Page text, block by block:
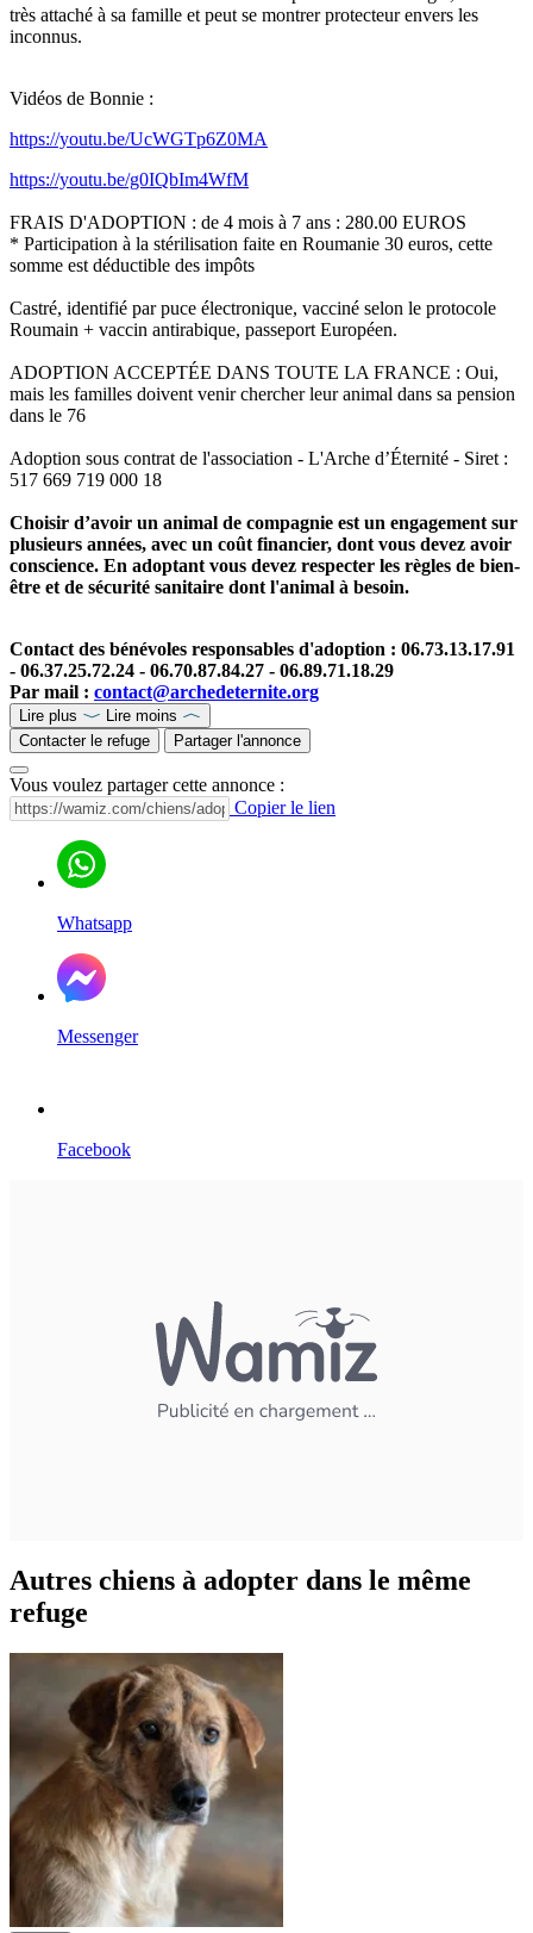
très attaché à sa famille et peut se montrer protecteur envers les
inconnus.
Vidéos de Bonnie :
https://youtu.be/UcWGTp6Z0MA
https://youtu.be/g0IQbIm4WfM
FRAIS D'ADOPTION : de 4 mois à 7 ans : 280.00 EUROS
* Participation à la stérilisation faite en Roumanie 30 euros, cette
somme est déductible des impôts
Castré, identifié par puce électronique, vacciné selon le protocole
Roumain + vaccin antirabique, passeport Européen.
ADOPTION ACCEPTÉE DANS TOUTE LA FRANCE : Oui,
mais les familles doivent venir chercher leur animal dans sa pension
dans le 76
Adoption sous contrat de l'association - L'Arche d’Éternité - Siret :
517 669 719 000 18
Choisir d’avoir un animal de compagnie est un engagement sur
plusieurs années, avec un coût financier, dont vous devez avoir
conscience. En adoptant vous devez respecter les règles de bien-
être et de sécurité sanitaire dont l'animal à besoin.
Contact des bénévoles responsables d'adoption : 06.73.13.17.91
- 06.37.25.72.24 - 06.70.87.84.27 - 06.89.71.18.29
Par mail : contact@archedeternite.org
Lire plus
Lire moins
Contacter le refuge
Partager l'annonce
Vous voulez partager cette annonce :
Copier le lien
Whatsapp
Messenger
Facebook
Autres chiens à adopter dans le même
refuge